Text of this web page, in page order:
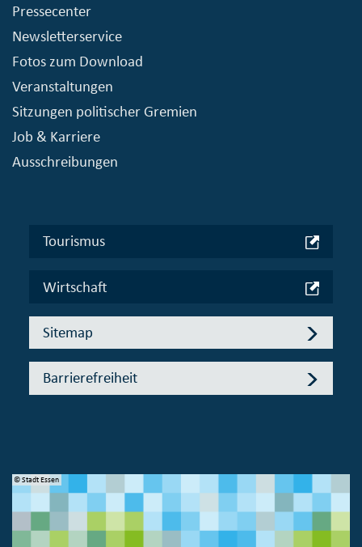
Pressecenter
Newsletterservice
Fotos zum Download
Veranstaltungen
Sitzungen politischer Gremien
Job & Karriere
Ausschreibungen
Tourismus
Wirtschaft
Sitemap
Barrierefreiheit
© Stadt Essen